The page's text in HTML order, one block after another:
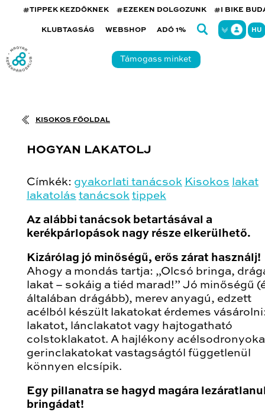
#TIPPEK KEZDŐKNEK #EZEKEN DOLGOZUNK #I BIKE
KLUBTAGSÁG WEBSHOP ADÓ 1% HU
Támogass minket
KISOKOS FŐOLDAL
HOGYAN LAKATOLJ
Címkék: gyakorlati tanácsok Kisokos lakat
lakatolás tanácsok tippek
Az alábbi tanácsok betartásával a
kerékpárlopások nagy része elkerülhető.
Kizárólag jó minőségű, erős zárat használj!
Ahogy a mondás tartja: „Olcsó bringa,
lakat – sokáig a tiéd marad!” Jó minőségű
általában drágább), merev anyagú, edzett
acélból készült lakatokat érdemes
lakatot, lánclakatot vagy hajtogatható
colstoklakatot. A hajlékony
gerinclakatokat vastagságtól függetlenül
könnyen elcsípik.
Egy pillanatra se hagyd magára
bringádat!